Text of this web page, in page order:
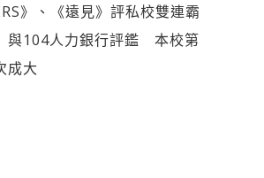
》、《遠見》評私校雙連霸
與104人力銀行評鑑 本校第
大